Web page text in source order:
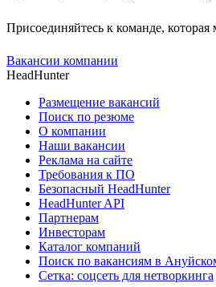
Присоединяйтесь к команде,
Вакансии компании
HeadHunter
Размещение вакансий
Поиск по резюме
О компании
Наши вакансии
Реклама на сайте
Требования к ПО
Безопасный HeadHunter
HeadHunter API
Партнерам
Инвесторам
Каталог компаний
Поиск по вакансиям в
Сетка: соцсеть для нетворкинга